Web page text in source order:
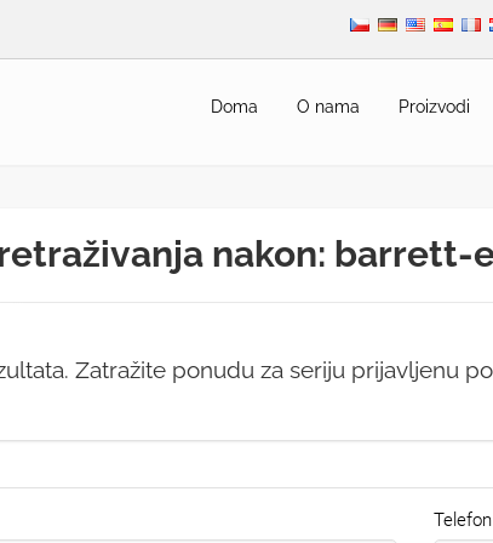
Doma O nama Proizvodi
nakon: barrett-
Zatražite ponudu za seriju prijavljenu
Telefon